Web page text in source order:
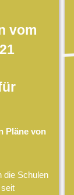
vom
Pläne von
die Schulen